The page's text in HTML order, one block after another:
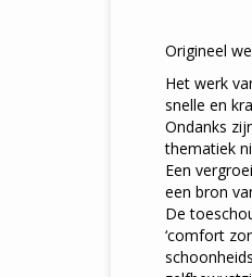
Origineel
Het werk
snelle en
Ondanks
thematiek
Een
een bron
De
‘comfort